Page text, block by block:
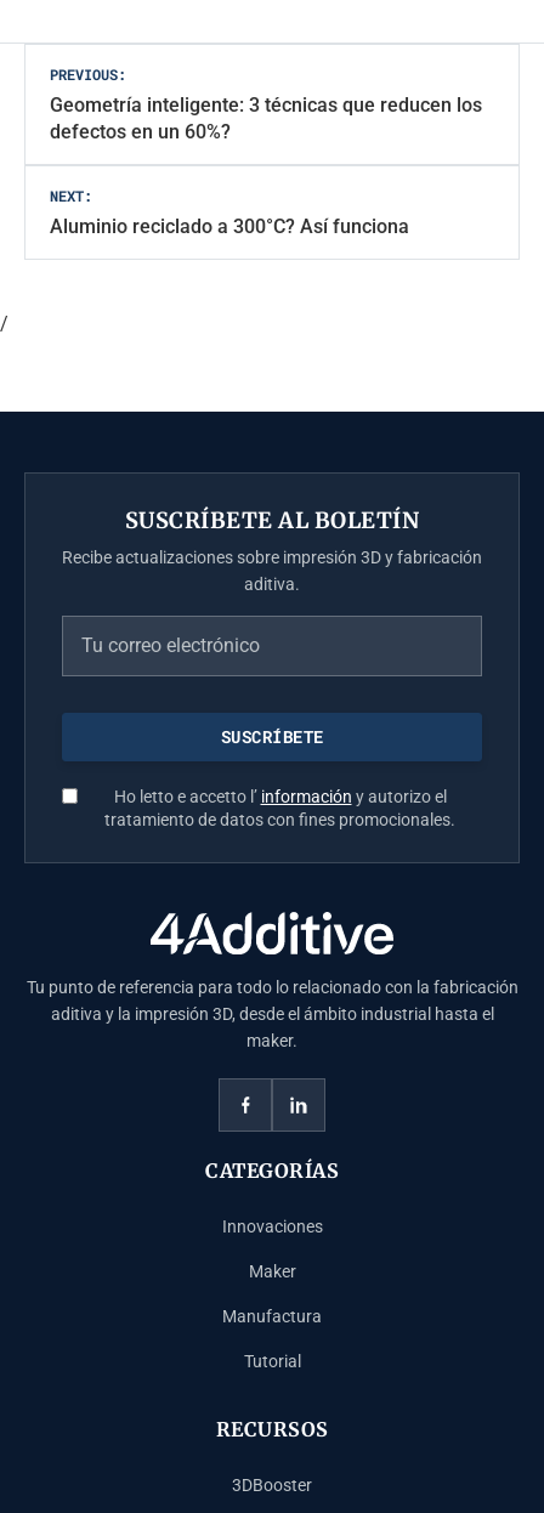
Navegación
de
entradas
PREVIOUS:
Geometría inteligente: 3 técnicas que reducen los
defectos en un 60%?
NEXT:
Aluminio reciclado a 300°C? Así funciona
/
SUSCRÍBETE AL BOLETÍN
Recibe actualizaciones sobre impresión 3D y fabricación
aditiva.
Ho letto e accetto l’ información y autorizo el
tratamiento de datos con fines promocionales.
Tu punto de referencia para todo lo relacionado con la fabricación
aditiva y la impresión 3D, desde el ámbito industrial hasta el
maker.
CATEGORÍAS
Innovaciones
Maker
Manufactura
Tutorial
RECURSOS
3DBooster